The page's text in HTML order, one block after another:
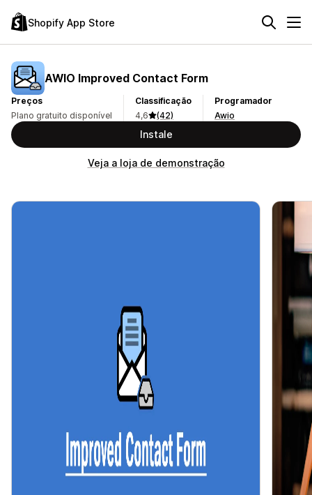
Shopify App Store
AWIO Improved Contact Form
Preços
Plano gratuito disponível
Classificação
4,6
(42)
Programador
Awio
Instale
Veja a loja de demonstração